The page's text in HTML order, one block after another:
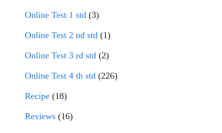
Online Test 1 std (3)
Online Test 2 nd std (1)
Online Test 3 rd std (2)
Online Test 4 th std (226)
Recipe (18)
Reviews (16)